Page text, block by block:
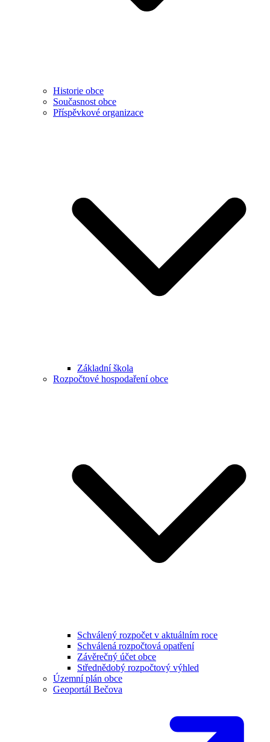
Historie obce
Současnost obce
Příspěvkové organizace
Základní škola
Rozpočtové hospodaření obce
Schválený rozpočet v aktuálním roce
Schválená rozpočtová opatření
Závěrečný účet obce
Střednědobý rozpočtový výhled
Územní plán obce
Geoportál Bečova